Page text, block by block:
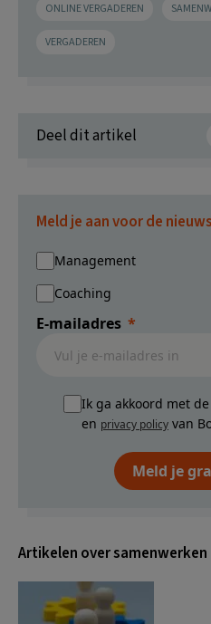
ONLINE VERGADEREN
VERGADEREN
Deel dit artikel
Meld je aan voor de
Management
Coaching
E-mailadres
Ik ga akkoord met de
en privacy policy van
Meld je
Artikelen over samenwerken